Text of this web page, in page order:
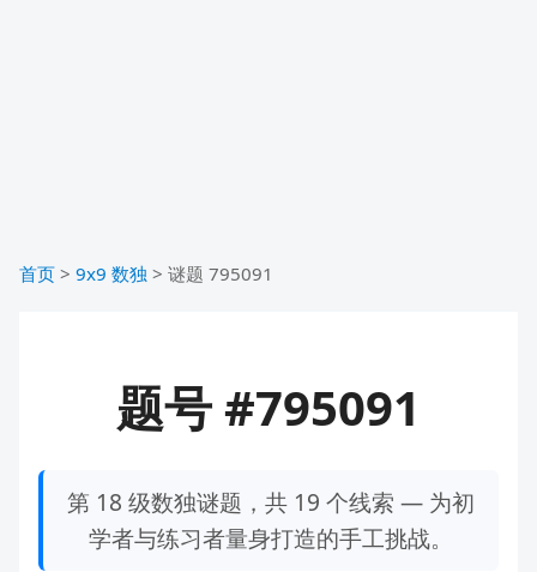
首页 > 9x9 数独 > 谜题 795091
题号 #795091
第 18 级数独谜题，共 19 个线索 — 为初
学者与练习者量身打造的手工挑战。